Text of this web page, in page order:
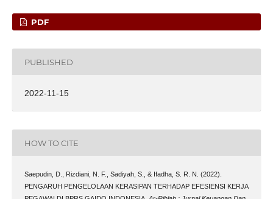
PDF
PUBLISHED
2022-11-15
HOW TO CITE
Saepudin, D., Rizdiani, N. F., Sadiyah, S., & Ifadha, S. R. N. (2022).
PENGARUH PENGELOLAAN KERASIPAN TERHADAP EFESIENSI KERJA